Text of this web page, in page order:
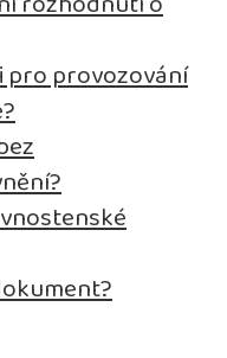
pro provozování